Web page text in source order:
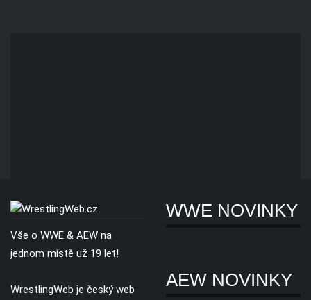
Vše o WWE & AEW na
jednom místě už 19 let!
WrestlingWeb je český web
WWE NOVINKY
AEW NOVINKY